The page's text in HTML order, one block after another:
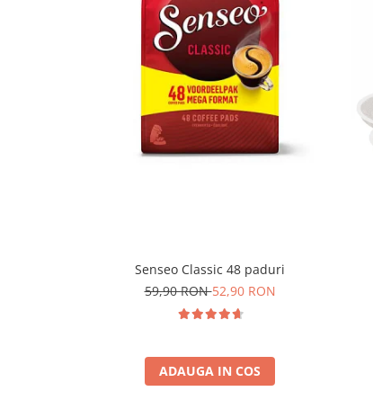
Senseo Classic 48 paduri
59,90 RON52,90 RON
ADAUGA IN COS